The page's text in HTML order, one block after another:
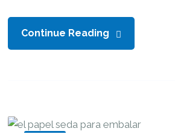
Continue Reading